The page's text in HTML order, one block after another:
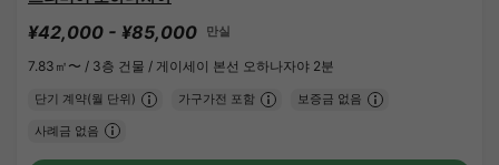
¥42,000 - ¥85,000 만실
7.83㎡〜 / 3층 건물 / 게이세이 본선 오하나자야 2분
단기 계약(월 단위) 가구가전 포함 보증금 없음
사례금 없음